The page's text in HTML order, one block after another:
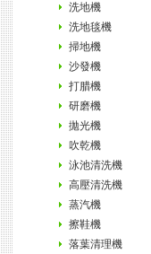
洗地機
洗地毯機
掃地機
沙發機
打腊機
研磨機
拋光機
吹乾機
泳池清洗機
高壓清洗機
蒸汽機
擦鞋機
落葉清理機